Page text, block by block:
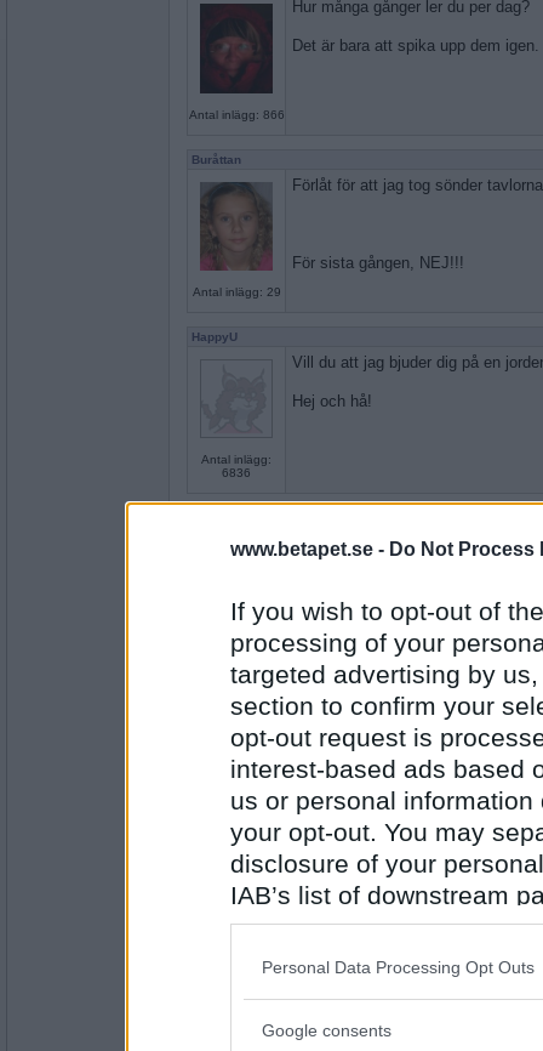
www.betapet.se - Do Not Process
If you wish to opt-out of
processing of your
targeted advertising by
section to confirm your
opt-out request is
interest-based ads based
us or personal
your opt-out. You may
disclosure of your
IAB’s list of downstream
also be disclosed by us
Downstream Participants
Please note that this
Personal Data Processing Opt Outs
Google consents
Antal inlägg: 866
Hur många gånger ler du per dag?
Det är bara att spika upp dem igen.
Buråttan
Antal inlägg: 29
Förlåt för att jag tog sönder
För sista gången, NEJ!!!
HappyU
Antal inlägg:
6836
Vill du att jag bjuder dig på en
Hej och hå!
Antal inlägg:
22144
Kan du början på Jungman
Lillråttan
4623
Kan du början på Jungman
Om du får välja en klassiker från